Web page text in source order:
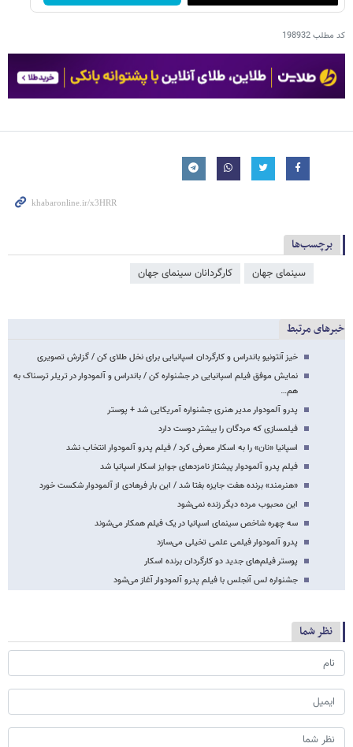
کد مطلب198932
برچسب‌ها
سینمای جهان کارگردانان سینمای جهان
خبرهای مرتبط
خیز آنتونیو باندراس و کارگردان اسپانیایی برای نخل طلای کن / گزارش تصویری
نمایش موفق فیلم اسپانیایی در جشنواره کن / باندراس و آلمودوار در تریلر ترسناک به
هم…
پدرو آلمودوار مدیر هنری جشنواره آمریکایی شد + پوستر
فیلمسازی که مردگان را بیشتر دوست دارد
اسپانیا «نان» را به اسکار معرفی کرد / فیلم پدرو آلمودوار انتخاب نشد
فیلم پدرو آلمودوار پیشتاز نامزدهای جوایز اسکار اسپانیا شد
«هنرمند» برنده هفت جایزه بفتا شد / این بار فرهادی از آلمودوار شکست خورد
این محبوب مرده دیگر زنده نمی‌شود
سه چهره شاخص سینمای اسپانیا در یک فیلم همکار می‌شوند
پدرو آلمودوار فیلمی علمی تخیلی می‌سازد
پوستر فیلم‌های جدید دو کارگردان برنده اسکار
جشنواره لس آنجلس با فیلم پدرو آلمودوار آغاز می‌شود
نظر شما